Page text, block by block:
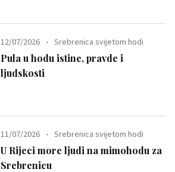
12/07/2026 Srebrenica svijetom hodi
Pula u hodu istine, pravde i
ljudskosti
11/07/2026 Srebrenica svijetom hodi
U Rijeci more ljudi na mimohodu za
Srebrenicu